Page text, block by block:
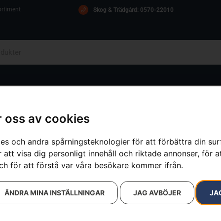
oss av cookies
och andra spårningsteknologier för att förbättra din
visa dig personligt innehåll och riktade annonser, för
för att förstå var våra besökare kommer ifrån.
JAG AVBÖJER
ÄNDRA MINA INSTÄLLNINGAR
Skog & Trädgård: 0570-22010